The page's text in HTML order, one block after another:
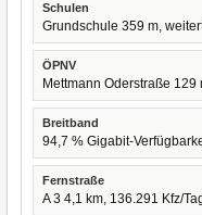
Schulen
Grundschule 359 m,
ÖPNV
Mettmann Oderstraße 129
Breitband
94,7 % Gigabit-
Fernstraße
A 3 4,1 km, 136.291 Kfz/